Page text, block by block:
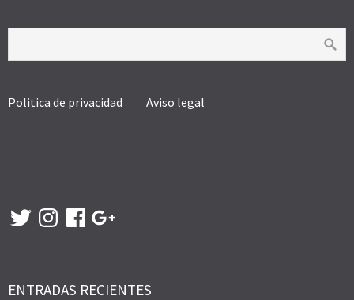
Politica de privacidad Aviso legal
TwitterInstagramFacebookGoogle
+
ENTRADAS RECIENTES